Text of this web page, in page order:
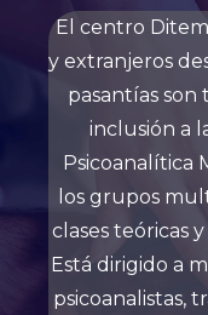
El centro
y extranjeros
pasantías son
inclusión a
Psicoanalítica
los grupos
clases teóricas
Está dirigido a
psicoanalistas,